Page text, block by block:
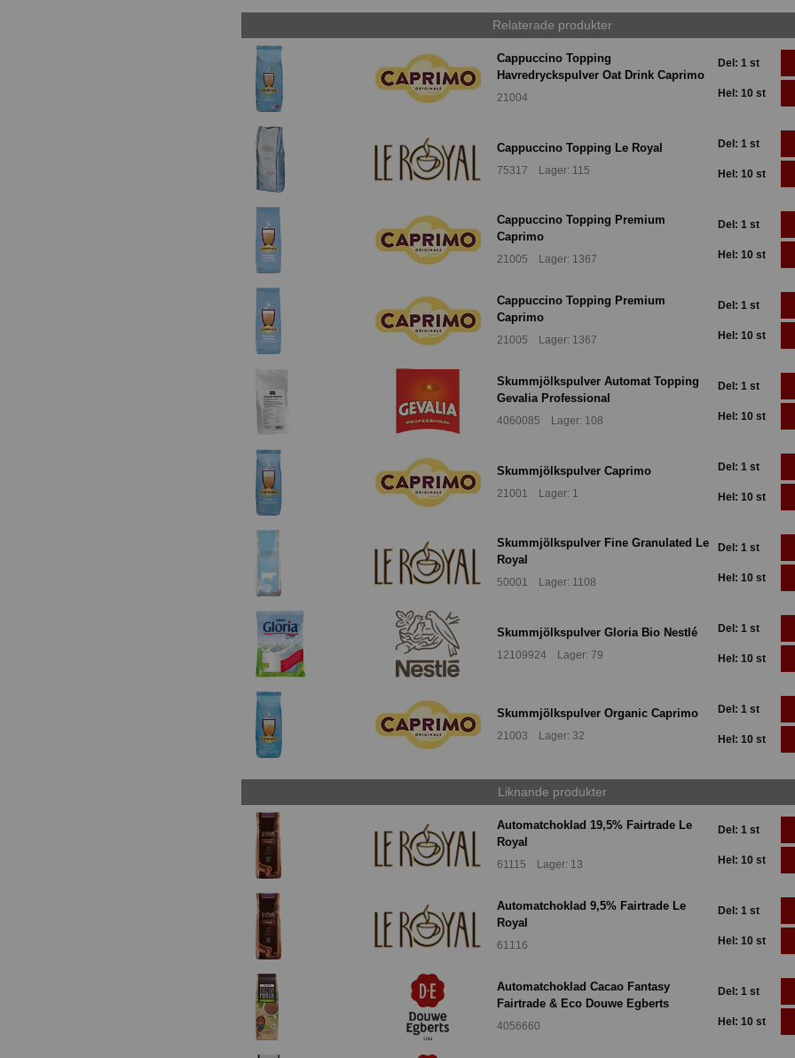
Relaterade produkter
Cappuccino Topping
Havredryckspulver Oat Drink Caprimo
21004
Del: 1 st
Hel: 10 st
Cappuccino Topping Le Royal
75317 Lager: 115
Del: 1 st
Hel: 10 st
Cappuccino Topping Premium
Caprimo
21005 Lager: 1367
Del: 1 st
Hel: 10 st
Cappuccino Topping Premium
Caprimo
21005 Lager: 1367
Del: 1 st
Hel: 10 st
Skummjölkspulver Automat Topping
Gevalia Professional
4060085 Lager: 108
Del: 1 st
Hel: 10 st
Skummjölkspulver Caprimo
21001 Lager: 1
Del: 1 st
Hel: 10 st
Skummjölkspulver Fine Granulated Le
Royal
50001 Lager: 1108
Del: 1 st
Hel: 10 st
Skummjölkspulver Gloria Bio Nestlé
12109924 Lager: 79
Del: 1 st
Hel: 10 st
Skummjölkspulver Organic Caprimo
21003 Lager: 32
Del: 1 st
Hel: 10 st
Liknande produkter
Automatchoklad 19,5% Fairtrade Le
Royal
61115 Lager: 13
Del: 1 st
Hel: 10 st
Automatchoklad 9,5% Fairtrade Le
Royal
61116
Del: 1 st
Hel: 10 st
Automatchoklad Cacao Fantasy
Fairtrade & Eco Douwe Egberts
4056660
Del: 1 st
Hel: 10 st